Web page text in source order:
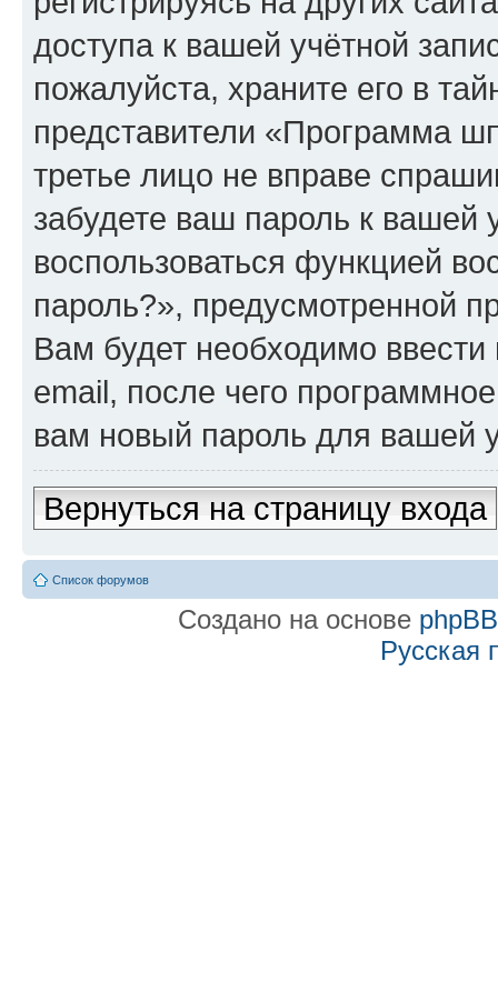
доступа к вашей учётной
пожалуйста, храните его в
представители «Программа
третье лицо не вправе
забудете ваш пароль к вашей
воспользоваться функцией
пароль?», предусмотренной
Вам будет необходимо
email, после чего
вам новый пароль для вашей
Вернуться на страницу входа
Список форумов
Создано на основе phpBB
Русская